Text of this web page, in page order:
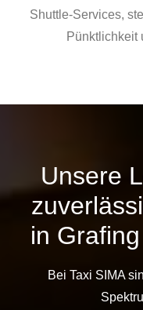
Shuttle-Services,
Pünktlichkeit
Unsere
in
Bei Taxi SIMA